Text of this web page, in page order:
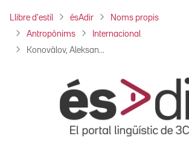
Llibre d'estil ésAdir Noms propis
Antropònims Internacional
Konovàlov, Aleksan...